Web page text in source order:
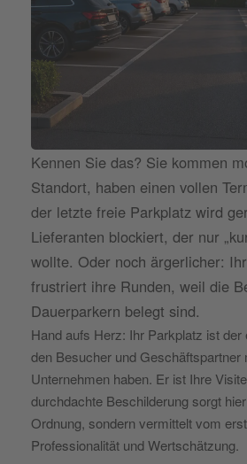
Kennen Sie das? Sie kommen
Standort, haben einen vollen
der letzte freie Parkplatz wird
Lieferanten blockiert, der nur
wollte. Oder noch ärgerlicher:
frustriert ihre Runden, weil die
Dauerparkern belegt sind.
Hand aufs Herz: Ihr Parkplatz ist der
den Besucher und Geschäftspartner
Unternehmen haben. Er ist Ihre
durchdachte Beschilderung sorgt
Ordnung, sondern vermittelt vom
Professionalität und Wertschätzung.